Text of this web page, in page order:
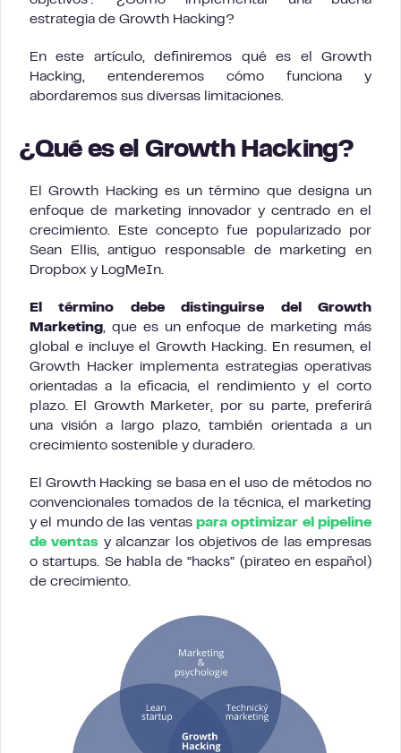
estrategia de Growth Hacking?
En este artículo, definiremos qué es el Growth
Hacking, entenderemos cómo funciona y
abordaremos sus diversas limitaciones.
¿Qué es el Growth Hacking?
El Growth Hacking es un término que designa un
enfoque de marketing innovador y centrado en el
crecimiento. Este concepto fue popularizado por
Sean Ellis, antiguo responsable de marketing en
Dropbox y LogMeIn.
El término debe distinguirse del Growth
Marketing, que es un enfoque de marketing más
global e incluye el Growth Hacking. En resumen, el
Growth Hacker implementa estrategias operativas
orientadas a la eficacia, el rendimiento y el corto
plazo. El Growth Marketer, por su parte, preferirá
una visión a largo plazo, también orientada a un
crecimiento sostenible y duradero.
El Growth Hacking se basa en el uso de métodos no
convencionales tomados de la técnica, el marketing
y el mundo de las ventas para optimizar el pipeline
de ventas y alcanzar los objetivos de las empresas
o startups. Se habla de “hacks” (pirateo en español)
de crecimiento.